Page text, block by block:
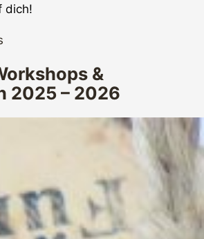
dich!
&
2025 – 2026